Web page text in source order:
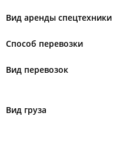
Вид аренды спецтехники
Способ перевозки
Вид перевозок
Вид груза